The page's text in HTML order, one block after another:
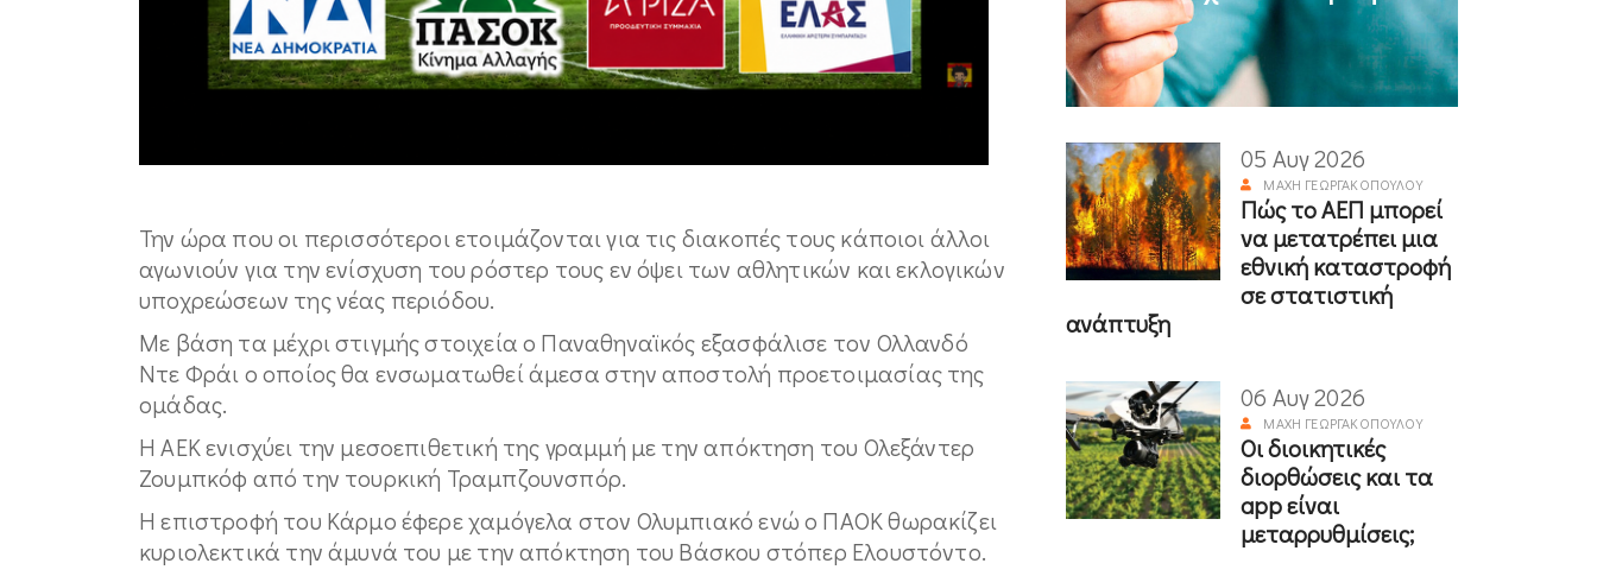
Την ώρα που οι περισσότεροι ετοιμάζονται για τις διακοπές τους κάποιοι άλλοι
αγωνιούν για την ενίσχυση του ρόστερ τους εν όψει των αθλητικών και εκλογικών
υποχρεώσεων της νέας περιόδου.
Με βάση τα μέχρι στιγμής στοιχεία ο Παναθηναϊκός εξασφάλισε τον Ολλανδό
Ντε Φράι ο οποίος θα ενσωματωθεί άμεσα στην αποστολή προετοιμασίας της
ομάδας.
Η ΑΕΚ ενισχύει την μεσοεπιθετική της γραμμή με την απόκτηση του Ολεξάντερ
Ζουμπκόφ από την τουρκική Τραμπζουνσπόρ.
Η επιστροφή του Κάρμο έφερε χαμόγελα στον Ολυμπιακό ενώ ο ΠΑΟΚ θωρακίζει
κυριολεκτικά την άμυνά του με την απόκτηση του Βάσκου στόπερ Ελουστόντο.
05 Αυγ 2026
ΜΆΧΗ ΓΕΩΡΓΑΚΟΠΟΎΛΟΥ
Πώς το ΑΕΠ μπορεί
να μετατρέπει μια
εθνική καταστροφή
σε στατιστική
ανάπτυξη
06 Αυγ 2026
ΜΆΧΗ ΓΕΩΡΓΑΚΟΠΟΎΛΟΥ
Οι διοικητικές
διορθώσεις και τα
app είναι
μεταρρυθμίσεις;